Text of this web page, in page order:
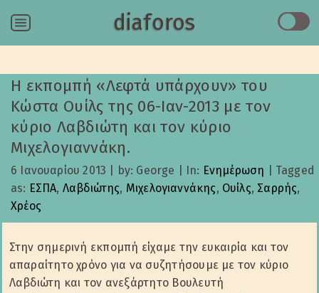
Menu diaforos
Η εκπομπή «Λεφτά υπάρχουν» του
Κώστα Ουίλς της 06-Ιαν-2013 με τον
κύριο Λαβδιώτη και τον κύριο
Μιχελογιαννάκη.
6 Ιανουαρίου 2013 by: George In: Ενημέρωση
Tagged
as: ΕΣΠΑ, Λαβδιώτης, Μιχελογιαννάκης, Ουίλς, Σαρρής,
Χρέος
Στην σημερινή εκπομπή είχαμε την ευκαιρία και τον
απαραίτητο χρόνο για να συζητήσουμε με τον κύριο
Λαβδιώτη και τον ανεξάρτητο Βουλευτή